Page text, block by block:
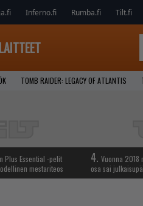
Inferno.fi Rumba.fi Tilt.fi
LAITTEET
TOMB RAIDER: LEGACY OF ATLANTIS
Plus Essential -pelit
mestariteos
4. Vuonna 2018
osa sai